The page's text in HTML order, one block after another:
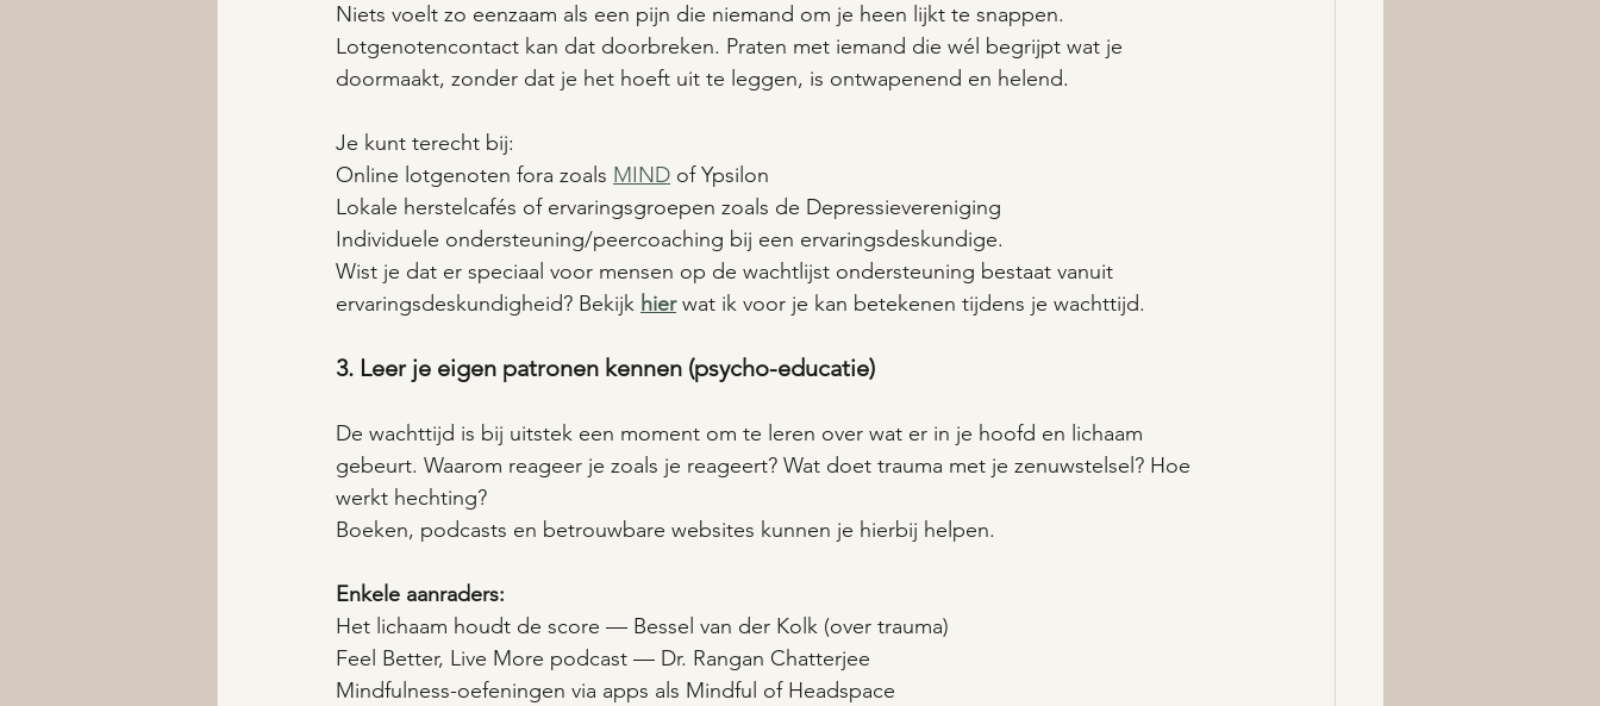
Niets voelt zo eenzaam als een pijn die niemand om je heen lijkt te snappen.
Lotgenotencontact kan dat doorbreken. Praten met iemand die wél begrijpt wat je
doormaakt, zonder dat je het hoeft uit te leggen, is ontwapenend en helend.
Je kunt terecht bij:
Online lotgenoten fora zoals MIND of Ypsilon
Lokale herstelcafés of ervaringsgroepen zoals de Depressievereniging
Individuele ondersteuning/peercoaching bij een ervaringsdeskundige.
Wist je dat er speciaal voor mensen op de wachtlijst ondersteuning bestaat vanuit
ervaringsdeskundigheid? Bekijk hier wat ik voor je kan betekenen tijdens je wachttijd.
3. Leer je eigen patronen kennen (psycho-educatie)
De wachttijd is bij uitstek een moment om te leren over wat er in je hoofd en lichaam
gebeurt. Waarom reageer je zoals je reageert? Wat doet trauma met je zenuwstelsel? Hoe
werkt hechting?
Boeken, podcasts en betrouwbare websites kunnen je hierbij helpen.
Enkele aanraders:
Het lichaam houdt de score — Bessel van der Kolk (over trauma)
Feel Better, Live More podcast — Dr. Rangan Chatterjee
Mindfulness-oefeningen via apps als Mindful of Headspace